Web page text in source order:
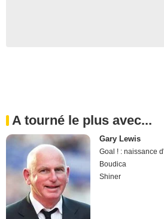
A tourné le plus avec...
Gary Lewis
Goal ! : naissance
Boudica
Shiner